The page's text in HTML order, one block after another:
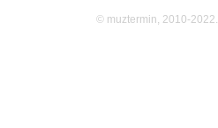
© muztermin, 2010-2022.